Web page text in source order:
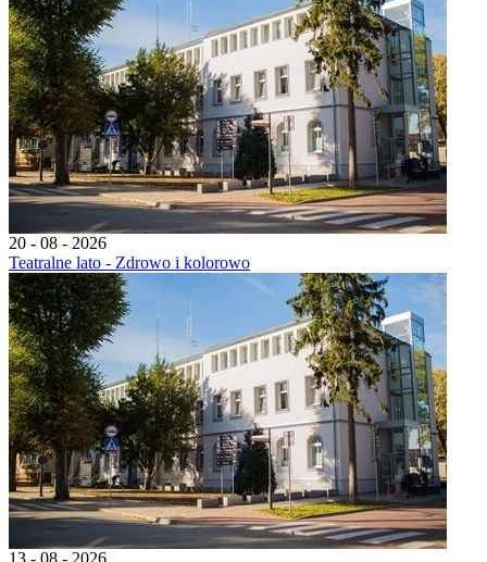
20 - 08 - 2026
Teatralne lato - Zdrowo i kolorowo
13 - 08 - 2026